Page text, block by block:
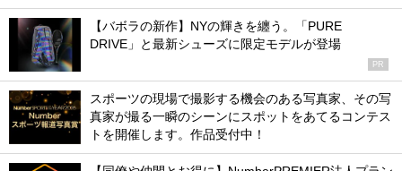
【バボラの新作】NYの輝きを纏う。「PURE
DRIVE」と最新シューズに限定モデルが登場
PR
スポーツの現場で撮影する機会のある写真家、その写
真家が撮る一瞬のシーンにスポットをあてるコンテス
トを開催します。作品受付中！